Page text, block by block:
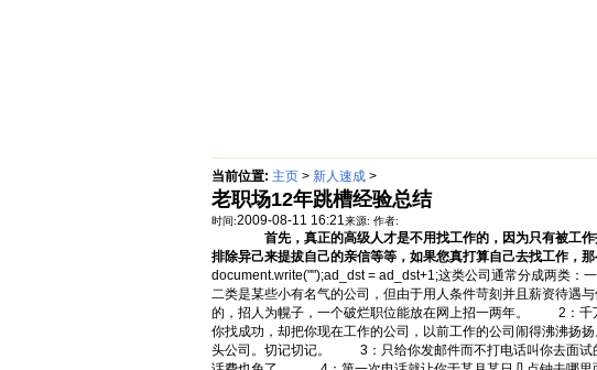
当前位置: 主页 > 新人速成 >
老职场12年跳槽经验总结
时间:2009-08-11 16:21来源: 作者:
首先，真正的高级人才是不用找工作的，因为只有被工作
排除异己来提拔自己的亲信等等，如果您真打算自己去找工作，
document.write("");ad_dst = ad_dst+1;这类公司通常分成两类
二类是某些小有名气的公司，但由于用人条件苛刻并且薪资待遇
的，招人为幌子，一个破烂职位能放在网上招一两年。 2：千
你找成功，却把你现在工作的公司，以前工作的公司闹得沸沸扬
头公司。切记切记。 3：只给你发邮件而不打电话叫你去面试